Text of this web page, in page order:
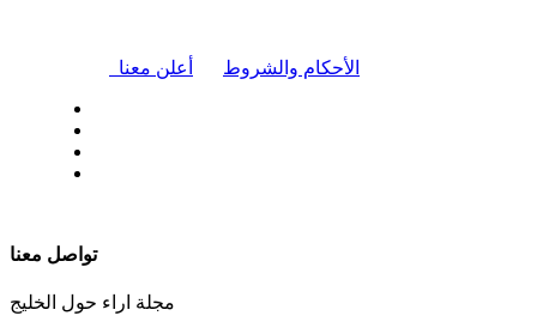
أعلن معنا الأحكام والشروط
تواصل معنا
مجلة اراء حول الخليج